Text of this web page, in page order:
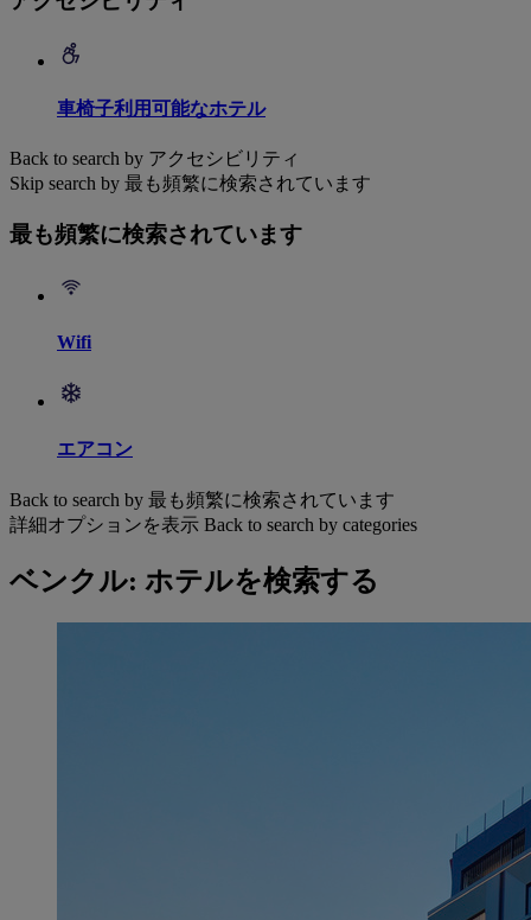
車椅子利用可能なホテル
Back to search by アクセシビリティ
Skip search by 最も頻繁に検索されています
最も頻繁に検索されています
Wifi
エアコン
Back to search by 最も頻繁に検索されています
詳細オプションを表示 Back to search by categories
ベンクル: ホテルを検索する